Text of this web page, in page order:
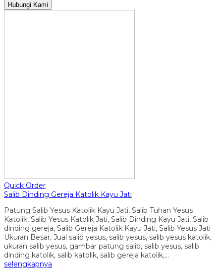
Hubungi Kami
Quick Order
Salib Dinding Gereja Katolik Kayu Jati
Patung Salib Yesus Katolik Kayu Jati, Salib Tuhan Yesus
Katolik, Salib Yesus Katolik Jati, Salib Dinding Kayu Jati, Salib
dinding gereja, Salib Gereja Katolik Kayu Jati, Salib Yesus Jati
Ukuran Besar, Jual salib yesus, salib yesus, salib yesus katolik,
ukuran salib yesus, gambar patung salib, salib yesus, salib
dinding katolik, salib katolik, salib gereja katolik,…
selengkapnya